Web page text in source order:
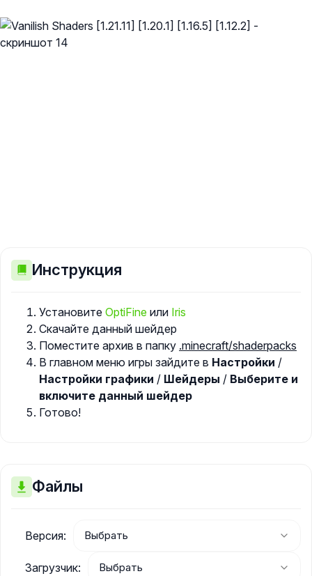
Инструкция
Установите OptiFine или Iris
Скачайте данный шейдер
Поместите архив в папку .minecraft/shaderpacks
В главном меню игры зайдите в Настройки /
Настройки графики / Шейдеры / Выберите и
включите данный шейдер
Готово!
Файлы
Версия:
Загрузчик: